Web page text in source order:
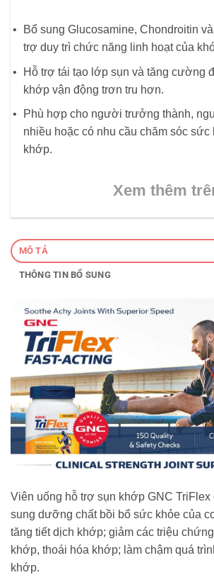
Bổ sung Glucosamine, Chondroitin
trợ duy trì chức năng linh hoạt của
Hỗ trợ tái tạo lớp sụn và tăng cường
khớp vận động trơn tru hơn.
Phù hợp cho người trưởng thành,
nhiều hoặc có nhu cầu chăm sóc
khớp.
Xem thêm
MÔ TẢ
THÔNG TIN BỔ SUNG
Viên uống hỗ trợ sụn khớp GNC TriFlex
sung dưỡng chất bồi bổ sức khỏe của
tăng tiết dịch khớp; giảm các triệu
khớp, thoái hóa khớp; làm chậm quá
khớp.